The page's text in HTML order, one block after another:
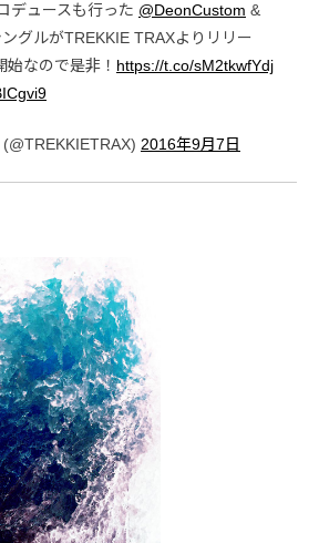
デュースも行った @DeonCustom &
グルがTREKKIE TRAXよりリリー
なので是非！ https://t.co/sM2tkwfYdj
2016年9月7日